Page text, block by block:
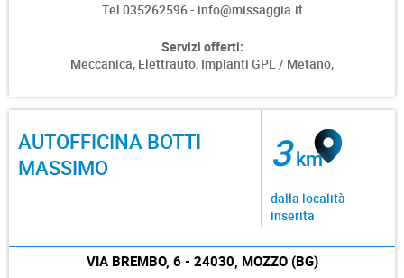
Tel 035262596 - info@missaggia.it
Servizi offerti:
Meccanica, Elettrauto, Impianti GPL / Metano,
AUTOFFICINA BOTTI
MASSIMO
3km
dalla località
inserita
VIA BREMBO, 6 - 24030, MOZZO (BG)